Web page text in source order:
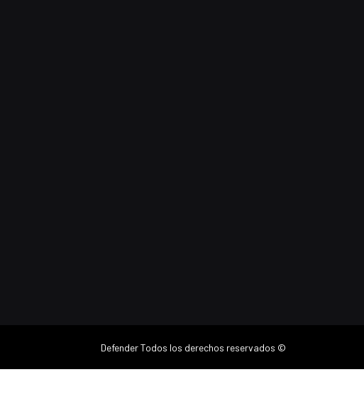
DefenderTodos los derechos reservados ©